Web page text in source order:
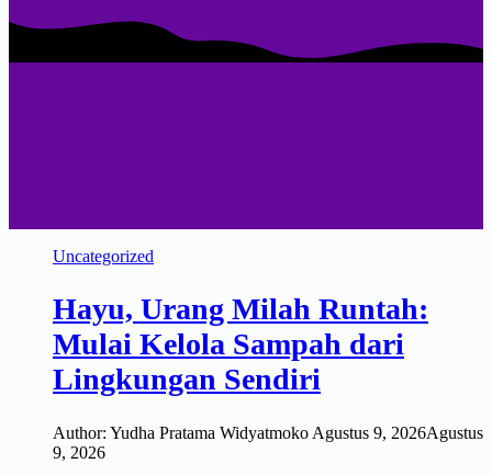
Uncategorized
Hayu, Urang Milah Runtah:
Mulai Kelola Sampah dari
Lingkungan Sendiri
Author: Yudha Pratama Widyatmoko Agustus 9, 2026Agustus
9, 2026